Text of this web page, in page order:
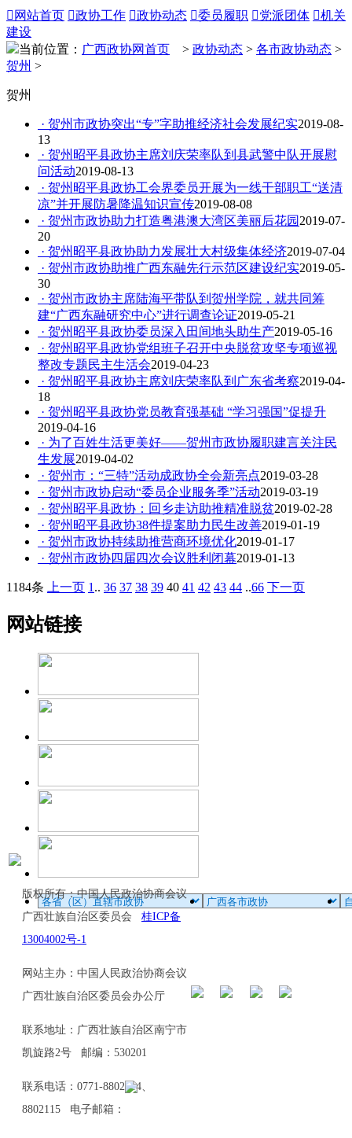
 网站首页 政协工作 政协动态 委员履职 党派团体 机关
建设
当前位置： 广西政协网首页 > 政协动态 > 各市政协动态 >
贺州 >
贺州
· 贺州市政协突出“专”字助推经济社会发展纪实2019-08-
13
· 贺州昭平县政协主席刘庆荣率队到县武警中队开展慰
问活动2019-08-13
· 贺州昭平县政协工会界委员开展为一线干部职工“送清
凉”并开展防暑降温知识宣传2019-08-08
· 贺州市政协助力打造粤港澳大湾区美丽后花园 2019-07-
20
· 贺州昭平县政协助力发展壮大村级集体经济2019-07-04
· 贺州市政协助推广西东融先行示范区建设纪实2019-05-
30
· 贺州市政协主席陆海平带队到贺州学院，就共同筹
建“广西东融研究中心”进行调查论证2019-05-21
· 贺州昭平县政协委员深入田间地头助生产2019-05-16
· 贺州昭平县政协党组班子召开中央脱贫攻坚专项巡视
整改专题民主生活会2019-04-23
· 贺州昭平县政协主席刘庆荣率队到广东省考察2019-04-
18
· 贺州昭平县政协党员教育强基础 “学习强国”促提升
2019-04-16
· 为了百姓生活更美好——贺州市政协履职建言关注民
生发展2019-04-02
· 贺州市：“三特”活动成政协全会新亮点2019-03-28
· 贺州市政协启动“委员企业服务季”活动2019-03-19
· 贺州昭平县政协：回乡走访助推精准脱贫2019-02-28
· 贺州昭平县政协38件提案助力民生改善2019-01-19
· 贺州市政协持续助推营商环境优化2019-01-17
· 贺州市政协四届四次会议胜利闭幕2019-01-13
1184条 上一页 1 .. 36 37 38 39 40 41 42 43 44 ..66 下一页
网站链接
版权所有：中国人民政治协商会议
广西壮族自治区委员会 桂ICP备
13004002号-1
网站主办：中国人民政治协商会议
广西壮族自治区委员会办公厅
联系地址：广西壮族自治区南宁市
凯旋路2号 邮编：530201
联系电话：0771-8802114、
8802115 电子邮箱：